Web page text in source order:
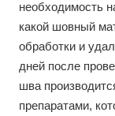
необходимость
какой шовный
обработки и
дней после
шва
препаратами,